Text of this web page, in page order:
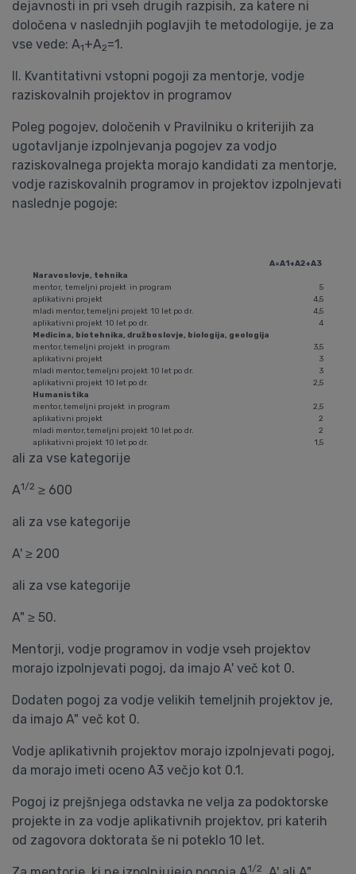
dejavnosti in pri vseh drugih razpisih, za katere ni
določena v naslednjih poglavjih te metodologije, je za
vse vede: A1+A2=1.
II. Kvantitativni vstopni pogoji za mentorje, vodje
raziskovalnih projektov in programov
Poleg pogojev, določenih v Pravilniku o kriterijih za
ugotavljanje izpolnjevanja pogojev za vodjo
raziskovalnega projekta morajo kandidati za mentorje,
vodje raziskovalnih programov in projektov izpolnjevati
naslednje pogoje:
A=A1+A2+A3
Naravoslovje, tehnika
mentor, temeljni projekt in program
5
aplikativni projekt
4,5
mladi mentor, temeljni projekt 10 let po dr.
4,5
aplikativni projekt 10 let po dr.
4
Medicina, biotehnika, družboslovje, biologija, geologija
mentor, temeljni projekt in program
3,5
aplikativni projekt
3
mladi mentor, temeljni projekt 10 let po dr.
3
aplikativni projekt 10 let po dr.
2,5
Humanistika
mentor, temeljni projekt in program
2,5
aplikativni projekt
2
mladi mentor, temeljni projekt 10 let po dr.
2
aplikativni projekt 10 let po dr.
1,5
ali za vse kategorije
A1/2 ≥ 600
ali za vse kategorije
A' ≥ 200
ali za vse kategorije
A" ≥ 50.
Mentorji, vodje programov in vodje vseh projektov
morajo izpolnjevati pogoj, da imajo A' več kot 0.
Dodaten pogoj za vodje velikih temeljnih projektov je,
da imajo A" več kot 0.
Vodje aplikativnih projektov morajo izpolnjevati pogoj,
da morajo imeti oceno A3 večjo kot 0.1.
Pogoj iz prejšnjega odstavka ne velja za podoktorske
projekte in za vodje aplikativnih projektov, pri katerih
od zagovora doktorata še ni poteklo 10 let.
1/2